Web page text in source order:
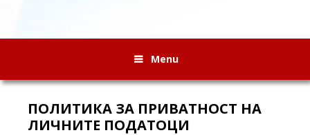
Menu
ПОЛИТИКА ЗА ПРИВАТНОСТ НА
ЛИЧНИТЕ ПОДАТОЦИ